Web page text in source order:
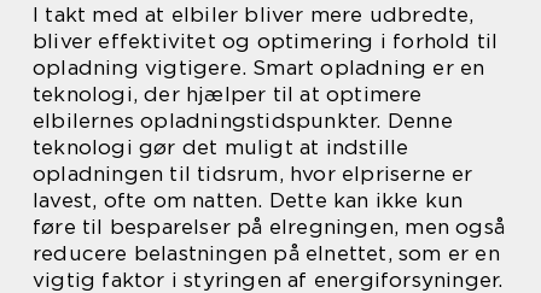
I takt med at elbiler bliver mere udbredte,
bliver effektivitet og optimering i forhold til
opladning vigtigere. Smart opladning er en
teknologi, der hjælper til at optimere
elbilernes opladningstidspunkter. Denne
teknologi gør det muligt at indstille
opladningen til tidsrum, hvor elpriserne er
lavest, ofte om natten. Dette kan ikke kun
føre til besparelser på elregningen, men også
reducere belastningen på elnettet, som er en
vigtig faktor i styringen af energiforsyninger.